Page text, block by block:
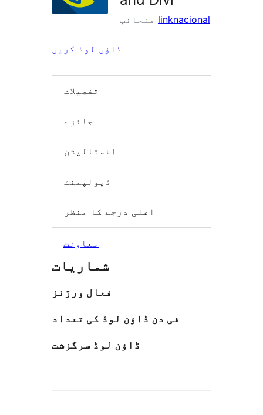
linknacional
ڈاؤن لوڈ کریں
تفصیلات
جائزے
انسٹالیشن
ڈیولپمنٹ
اعلی درجے کا منظر
معاونت
شماریات
فعال ورژنز
فی دن ڈاؤن لوڈ کی تعداد
ڈاؤن لوڈ سرگزشت